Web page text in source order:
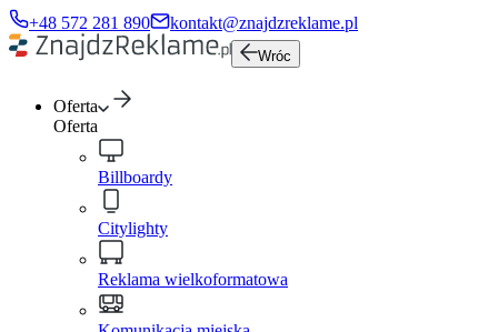
+48 572 281 890 kontakt@znajdzreklame.pl
Wróc
Oferta
Oferta
Billboardy
Citylighty
Reklama wielkoformatowa